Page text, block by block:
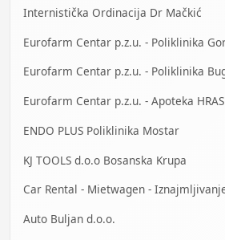
Internistička Ordinacija Dr Mačkić
Eurofarm Centar p.z.u. - Poliklinika
Eurofarm Centar p.z.u. - Poliklinika
Eurofarm Centar p.z.u. - Apoteka
ENDO PLUS Poliklinika Mostar
KJ TOOLS d.o.o Bosanska Krupa
Auto Buljan d.o.o.